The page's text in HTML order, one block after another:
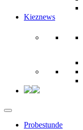
Kieznews
Probestunde